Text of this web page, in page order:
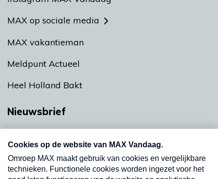
MAX op sociale media
MAX vakantieman
Meldpunt Actueel
Heel Holland Bakt
Nieuwsbrief
nieuwsbrief. Elke vrijdag- en dinsdagochtend in
uw mailbox.